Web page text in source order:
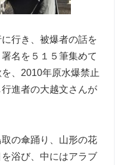
行き、被爆者の話を
名を５１５筆集めて
、2010年原水爆禁止
進者の大越文さんが
の傘踊り、山形の花
浴び、中にはアラブ